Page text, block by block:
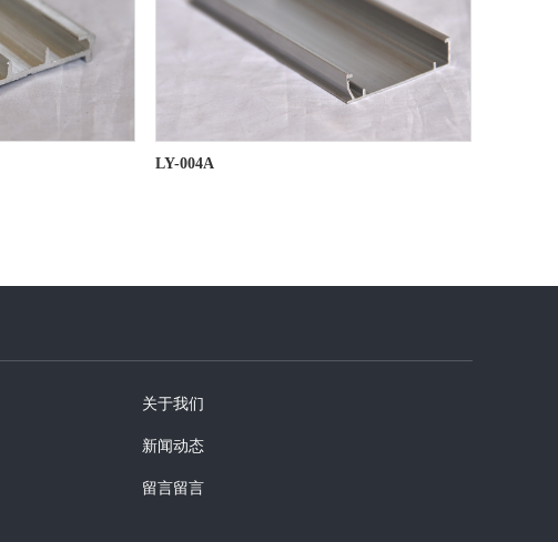
LY-004A
关于我们
新闻动态
留言留言